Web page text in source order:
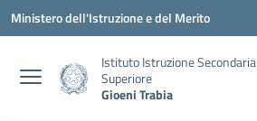
Vai ai contenuti
Vai al menu di navigazione
Vai al footer
Ministero dell'Istruzione e del Merito
Istituto Istruzione Secondaria
Superiore
Gioeni Trabia